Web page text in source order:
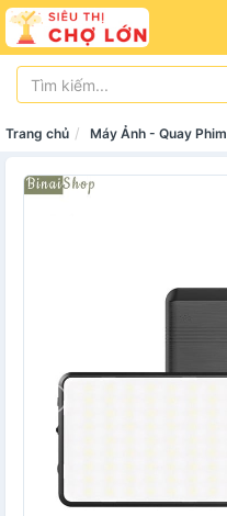
Trang chủ Máy Ảnh - Quay Phim